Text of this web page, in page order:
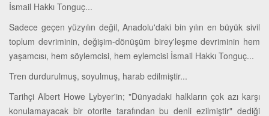
İsmail Hakkı Tonguç...
Sadece geçen yüzyılın değil, Anadolu'daki bin yılın en büyük sivil
toplum devriminin, değişim-dönüşüm birey'leşme devriminin hem
yaşamcısı, hem söylemcisi, hem eylemcisi İsmail Hakkı Tonguç...
Tren durdurulmuş, soyulmuş, harab edilmiştir...
Tarihçi Albert Howe Lybyer'in; "Dünyadaki halkların çok azı karşı
konulamayacak bir otorite tarafından bu denli ezilmiştir" dediği